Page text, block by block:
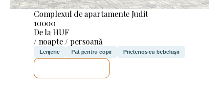
Complexul de apartamente Judit
10000
De la HUF
/ noapte / persoană
Lenjerie Pat pentru copii Prietenos cu bebelușii